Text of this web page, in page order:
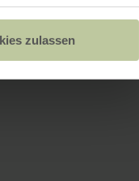
zulassen